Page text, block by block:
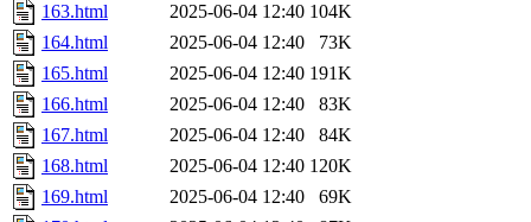
163.html
2025-06-04 12:40 104K
164.html
2025-06-04 12:40
73K
165.html
2025-06-04 12:40 191K
166.html
2025-06-04 12:40
83K
167.html
2025-06-04 12:40
84K
168.html
2025-06-04 12:40 120K
169.html
2025-06-04 12:40
69K